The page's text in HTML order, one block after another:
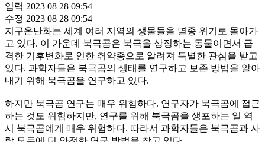
입력 2023 08 28 09:54
수정 2023 08 28 09:54
지구온난화는 세계 여러 지역의 생물들을 멸종 위기로 몰아가
고 있다. 이 가운데 북극곰은 북극을 상징하는 동물이면서 급
격한 기후변화로 인한 취약종으로 알려져 특별한 관심을 받고
있다. 과학자들은 북극곰의 생태를 연구하고 보존 방법을 알아
내기 위해 북극곰을 연구하고 있다.
하지만 북극곰 연구는 매우 위험하다. 연구자가 북극곰에 접근
하는 것도 위험하지만, 연구를 위해 북극곰을 생포하는 일 역
시 북극곰에게 매우 위험하다. 따라서 과학자들은 북극곰과 사